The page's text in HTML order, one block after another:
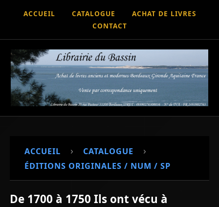
ACCUEIL CATALOGUE
ACHAT DE LIVRES
CONTACT
ACCUEIL › CATALOGUE ›
ÉDITIONS ORIGINALES / NUM / SP
De 1700 à 1750 Ils ont vécu à